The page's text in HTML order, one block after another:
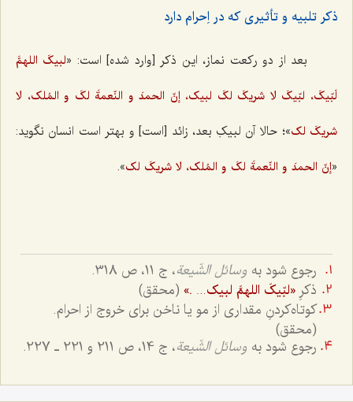
ذکر تلبیه و تأثیری که در اِحرام دارد
بعد از دو رکعت نماز، این ذکر [وارد شده] است: «لبیکَ اللهمَّ
لَبّیکَ، لبّیکَ لا شریکَ لکَ لبیک، إنّ الحمدَ و النّعمةَ لکَ و المُلک، لا
شریکَ لک»؛ حالا آن لبیکِ بعد، زائد [است] و بهتر است انسان نگوید:
«إنّ الحمدَ و النّعمةَ لکَ و المُلک، لا شریکَ لک».
رجوع شود به وسائل الشّیعة، ج 11، ص 318.
ذکرِ «لبّیکَ اللهمَّ لبیک… .» (محقق)
کوتاه‌کردنِ مقداری از مو یا ناخن برای خروج از احرام.
(محقق)
رجوع شود به وسائل الشّیعة، ج 14، ص 211 و 221 ـ 227.